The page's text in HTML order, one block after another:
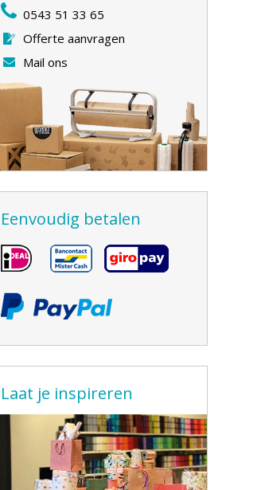
0543 51 33 65
Offerte aanvragen
Mail ons
Eenvoudig betalen
Laat je inspireren